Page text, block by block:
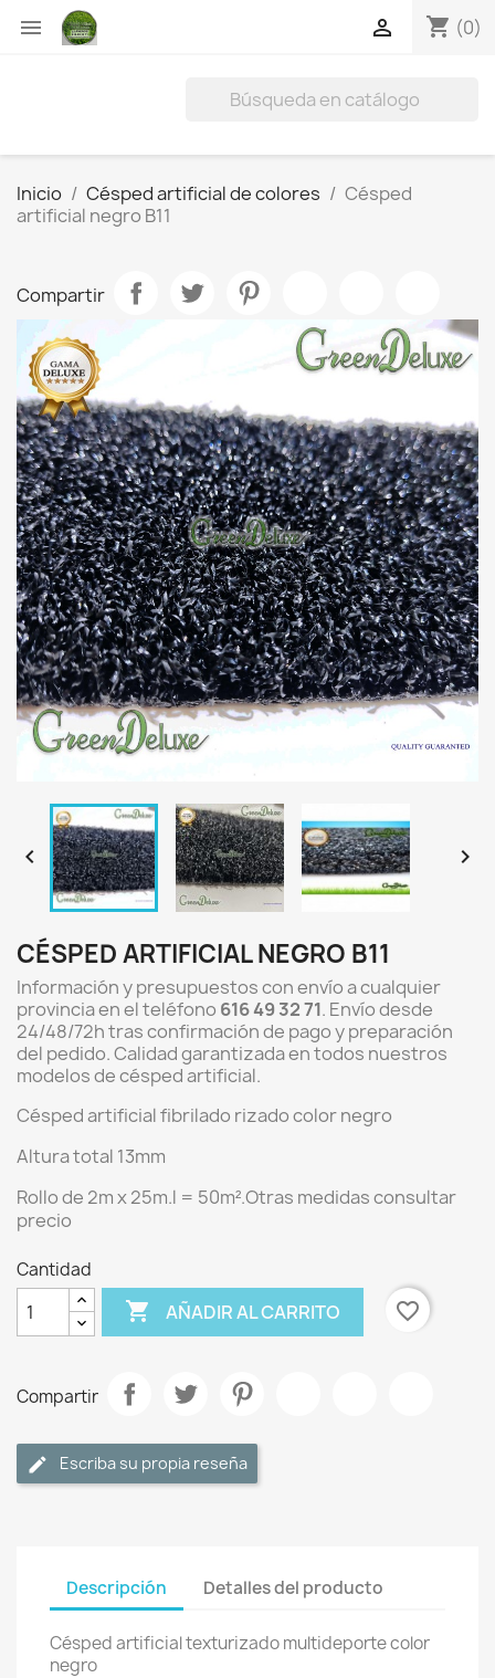
 shopping_cart (0)

Inicio Césped artificial de colores
Césped
artificial negro B11
Compartir
 
CÉSPED ARTIFICIAL NEGRO B11
Información y presupuestos con envío a cualquier
provincia en el teléfono 616 49 32 71. Envío desde
24/48/72h tras confirmación de pago y preparación
del pedido. Calidad garantizada en todos nuestros
modelos de césped artificial.
Césped artificial fibrilado rizado color negro
Altura total 13mm
Rollo de 2m x 25m.l = 50m².Otras medidas consultar
precio
Cantidad
 AÑADIR AL CARRITO favorite_border
Compartir
Escriba su propia reseña
Descripción Detalles del producto
Césped artificial texturizado multideporte color
negro